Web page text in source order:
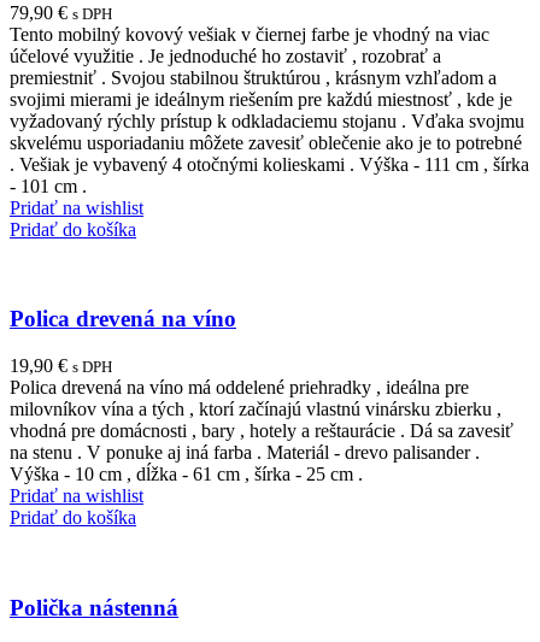
79,90 € s DPH
Tento mobilný kovový vešiak v čiernej farbe je vhodný na viac
účelové využitie . Je jednoduché ho zostaviť , rozobrať a
premiestniť . Svojou stabilnou štruktúrou , krásnym vzhľadom a
svojimi mierami je ideálnym riešením pre každú miestnosť , kde je
vyžadovaný rýchly prístup k odkladaciemu stojanu . Vďaka svojmu
skvelému usporiadaniu môžete zavesiť oblečenie ako je to potrebné
. Vešiak je vybavený 4 otočnými kolieskami . Výška - 111 cm , šírka
- 101 cm .
Pridať na wishlist
Pridať do košíka
Polica drevená na víno
19,90 € s DPH
Polica drevená na víno má oddelené priehradky , ideálna pre
milovníkov vína a tých , ktorí začínajú vlastnú vinársku zbierku ,
vhodná pre domácnosti , bary , hotely a reštaurácie . Dá sa zavesiť
na stenu . V ponuke aj iná farba . Materiál - drevo palisander .
Výška - 10 cm , dĺžka - 61 cm , šírka - 25 cm .
Pridať na wishlist
Pridať do košíka
Polička nástenná